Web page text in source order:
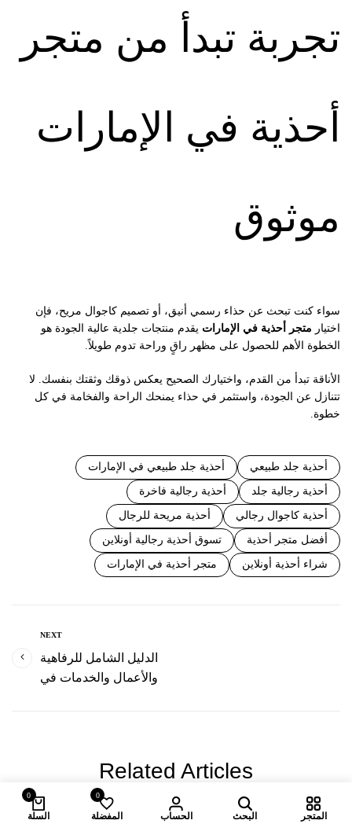
تجربة تبدأ من متجر
أحذية في الإمارات
موثوق
سواء كنت تبحث عن حذاء رسمي أنيق، أو تصميم كاجوال مريح، فإن
اختيار متجر أحذية في الإمارات يقدم منتجات جلدية عالية الجودة هو
الخطوة الأهم للحصول على مظهر راقٍ وراحة تدوم طويلاً.
الأناقة تبدأ من القدم، واختيارك الصحيح يعكس ذوقك وثقتك بنفسك. لا
تتنازل عن الجودة، واستثمر في حذاء يمنحك الراحة والفخامة في كل
خطوة.
أحذية جلد طبيعي أحذية جلد طبيعي في الإمارات
أحذية رجالية جلد أحذية رجالية فاخرة
أحذية كاجوال رجالي أحذية مريحة للرجال
أفضل متجر أحذية تسوق أحذية رجالية أونلاين
شراء أحذية أونلاين متجر أحذية في الإمارات
NEXT
الدليل الشامل للرفاهية
والأعمال والخدمات في
Related Articles
المتجر البحث الحساب
0
المفضلة
0
السلة